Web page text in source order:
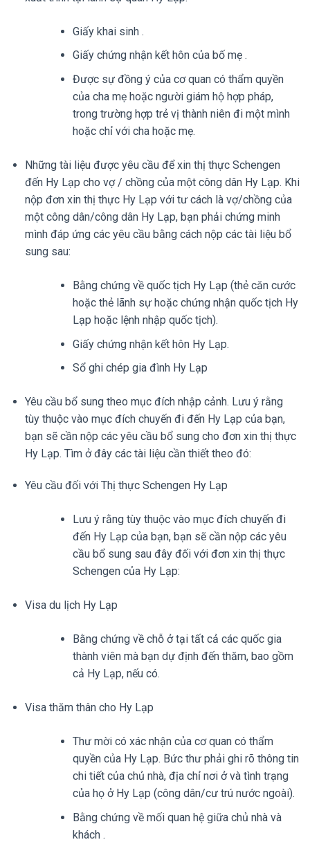
Giấy khai sinh .
Giấy chứng nhận kết hôn của bố mẹ .
Được sự đồng ý của cơ quan có thẩm quyền
của cha mẹ hoặc người giám hộ hợp pháp,
trong trường hợp trẻ vị thành niên đi một mình
hoặc chỉ với cha hoặc mẹ.
Những tài liệu được yêu cầu để xin thị thực Schengen
đến Hy Lạp cho vợ / chồng của một công dân Hy Lạp. Khi
nộp đơn xin thị thực Hy Lạp với tư cách là vợ/chồng của
một công dân/công dân Hy Lạp, bạn phải chứng minh
mình đáp ứng các yêu cầu bằng cách nộp các tài liệu bổ
sung sau:
Bằng chứng về quốc tịch Hy Lạp (thẻ căn cước
hoặc thẻ lãnh sự hoặc chứng nhận quốc tịch Hy
Lạp hoặc lệnh nhập quốc tịch).
Giấy chứng nhận kết hôn Hy Lạp.
Sổ ghi chép gia đình Hy Lạp
Yêu cầu bổ sung theo mục đích nhập cảnh. Lưu ý rằng
tùy thuộc vào mục đích chuyến đi đến Hy Lạp của bạn,
bạn sẽ cần nộp các yêu cầu bổ sung cho đơn xin thị thực
Hy Lạp. Tìm ở đây các tài liệu cần thiết theo đó:
Yêu cầu đối với Thị thực Schengen Hy Lạp
Lưu ý rằng tùy thuộc vào mục đích chuyến đi
đến Hy Lạp của bạn, bạn sẽ cần nộp các yêu
cầu bổ sung sau đây đối với đơn xin thị thực
Schengen của Hy Lạp:
Visa du lịch Hy Lạp
Bằng chứng về chỗ ở tại tất cả các quốc gia
thành viên mà bạn dự định đến thăm, bao gồm
cả Hy Lạp, nếu có.
Visa thăm thân cho Hy Lạp
Thư mời có xác nhận của cơ quan có thẩm
quyền của Hy Lạp. Bức thư phải ghi rõ thông tin
chi tiết của chủ nhà, địa chỉ nơi ở và tình trạng
của họ ở Hy Lạp (công dân/cư trú nước ngoài).
Bằng chứng về mối quan hệ giữa chủ nhà và
khách .